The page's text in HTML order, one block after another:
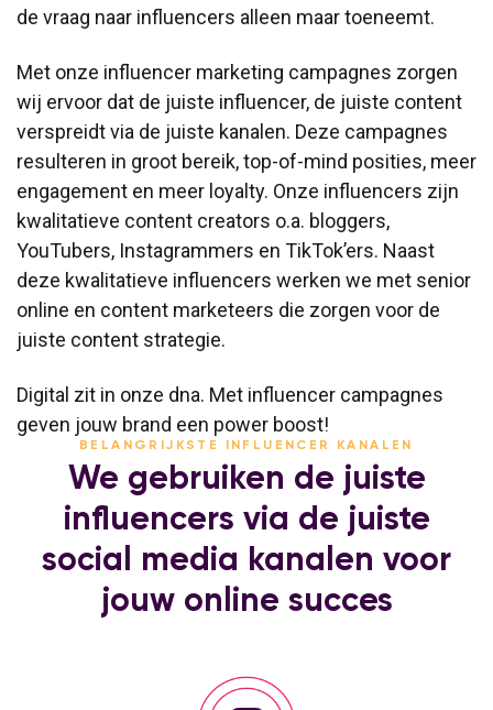
de vraag naar influencers alleen maar toeneemt.
Met onze influencer marketing campagnes zorgen
wij ervoor dat de juiste influencer, de juiste content
verspreidt via de juiste kanalen. Deze campagnes
resulteren in groot bereik, top-of-mind posities, meer
engagement en meer loyalty. Onze influencers zijn
kwalitatieve content creators o.a. bloggers,
YouTubers, Instagrammers en TikTok’ers. Naast
deze kwalitatieve influencers werken we met senior
online en content marketeers die zorgen voor de
juiste content strategie.
Digital zit in onze dna. Met influencer campagnes
geven jouw brand een power boost!
BELANGRIJKSTE INFLUENCER KANALEN
We gebruiken de juiste
influencers via de juiste
social media kanalen voor
jouw online succes